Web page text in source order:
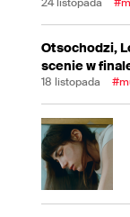
Otsochodzi,
scenie w
18 listopada